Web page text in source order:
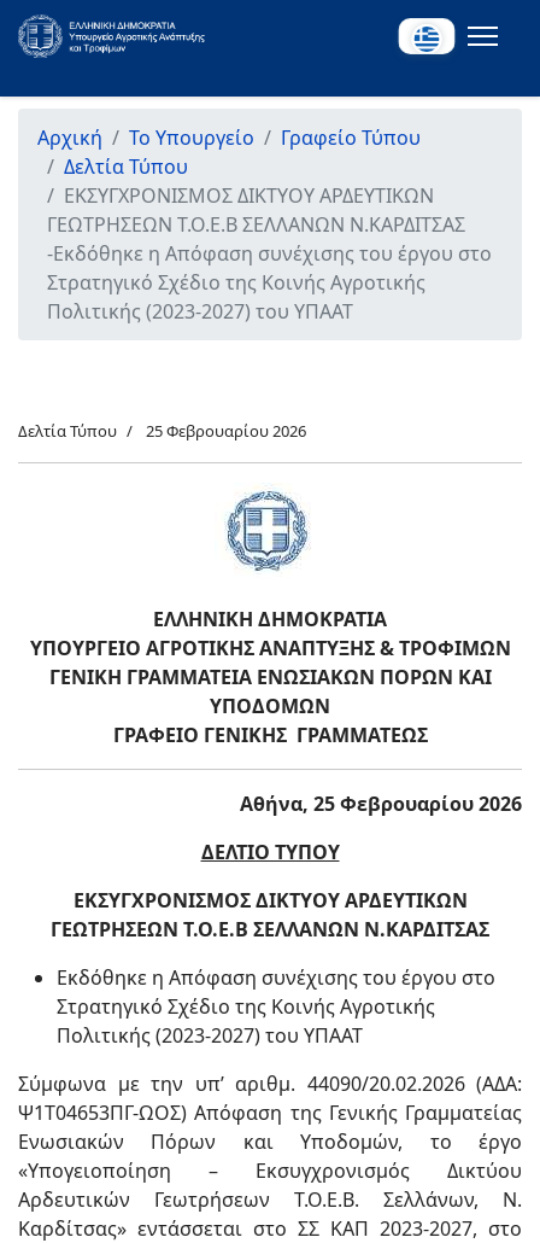
Αρχική Το Υπουργείο
Γραφείο Τύπου
Δελτία Τύπου
ΕΚΣΥΓΧΡΟΝΙΣΜΟΣ ΔΙΚΤΥΟΥ ΑΡΔΕΥΤΙΚΩΝ
ΓΕΩΤΡΗΣΕΩΝ Τ.Ο.Ε.Β ΣΕΛΛΑΝΩΝ Ν.ΚΑΡΔΙΤΣΑΣ
-Εκδόθηκε η Απόφαση συνέχισης του έργου στο
Στρατηγικό Σχέδιο της Κοινής Αγροτικής
Πολιτικής (2023-2027) του ΥΠΑΑΤ
Δελτία Τύπου 25 Φεβρουαρίου 2026
ΕΛΛΗΝΙΚΗ ΔΗΜΟΚΡΑΤΙΑ
ΥΠΟΥΡΓΕΙΟ ΑΓΡΟΤΙΚΗΣ ΑΝΑΠΤΥΞΗΣ & ΤΡΟΦΙΜΩΝ
ΓΕΝΙΚΗ ΓΡΑΜΜΑΤΕΙΑ ΕΝΩΣΙΑΚΩΝ ΠΟΡΩΝ ΚΑΙ
ΥΠΟΔΟΜΩΝ
ΓΡΑΦΕΙΟ ΓΕΝΙΚΗΣ ΓΡΑΜΜΑΤΕΩΣ
Αθήνα, 25 Φεβρουαρίου 2026
ΔΕΛΤΙΟ ΤΥΠΟΥ
ΕΚΣΥΓΧΡΟΝΙΣΜΟΣ ΔΙΚΤΥΟΥ ΑΡΔΕΥΤΙΚΩΝ
ΓΕΩΤΡΗΣΕΩΝ Τ.Ο.Ε.Β ΣΕΛΛΑΝΩΝ Ν.ΚΑΡΔΙΤΣΑΣ
Εκδόθηκε η Απόφαση συνέχισης του έργου στο
Στρατηγικό Σχέδιο της Κοινής Αγροτικής
Πολιτικής (2023-2027) του ΥΠΑΑΤ
Σύμφωνα με την υπ’ αριθμ. 44090/20.02.2026 (ΑΔΑ:
Ψ1Τ04653ΠΓ-ΩΟΣ) Απόφαση της Γενικής Γραμματείας
Ενωσιακών Πόρων και Υποδομών, το έργο
«Υπογειοποίηση – Εκσυγχρονισμός Δικτύου
Αρδευτικών Γεωτρήσεων Τ.Ο.Ε.Β. Σελλάνων, Ν.
Καρδίτσας» εντάσσεται στο ΣΣ ΚΑΠ 2023-2027, στο